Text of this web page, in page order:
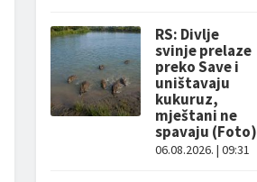
RS: Divlje
svinje prelaze
preko Save i
uništavaju
kukuruz,
mještani ne
spavaju (Foto)
06.08.2026. | 09:31